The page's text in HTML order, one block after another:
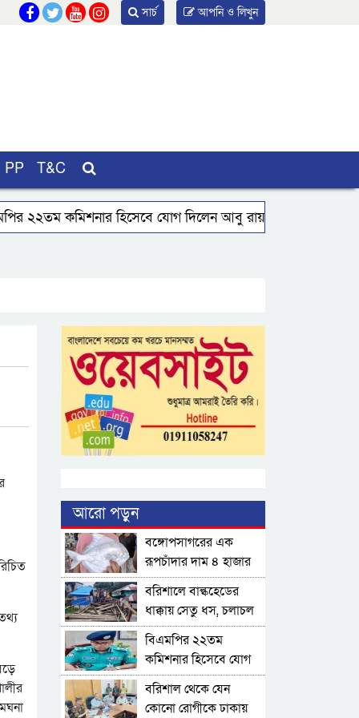
আপনি ও লিখুন
সার্চ
PP T&C
২২তম কমিশনার হিসেবে যোগ দিলেন আবু রায়হান মুহম্মদ সালেহ
আরো পড়ুন
বঙ্গোপসাগরের এক
রূপচাঁদার দাম ৪ হাজার
টাকায়
বরিশালে বাল্কহেডের
ধাক্কায় সেতু ধস, চলাচল
বন্ধ
বিএমপির ২২তম
কমিশনার হিসেবে যোগ
দিলেন আবু রায়হান
মুহম্মদ সালেহ
বরিশাল থেকে যেন
কোনো রোগীকে ঢাকায়